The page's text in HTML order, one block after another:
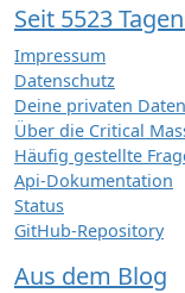
Seit 5523
Impressum
Datenschutz
Deine privaten Daten
Über die Critical
Häufig gestellte
Api-Dokumentation
Status
GitHub-Repository
Aus dem Blog